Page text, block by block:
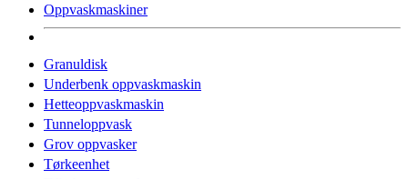
Oppvaskmaskiner
Granuldisk
Underbenk oppvaskmaskin
Hetteoppvaskmaskin
Tunneloppvask
Grov oppvasker
Tørkeenhet